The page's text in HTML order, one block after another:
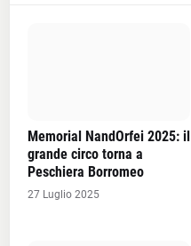
Memorial NandOrfei 2025: il
grande circo torna a
Peschiera Borromeo
27 Luglio 2025